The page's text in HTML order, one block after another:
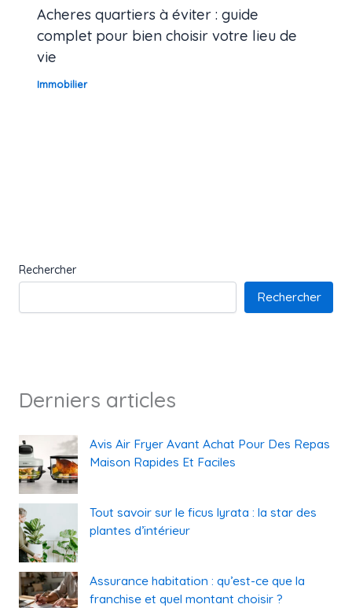
Acheres quartiers à éviter : guide
complet pour bien choisir votre lieu de
vie
Immobilier
Rechercher
Rechercher
Derniers articles
Avis Air Fryer Avant Achat Pour Des Repas
Maison Rapides Et Faciles
Tout savoir sur le ficus lyrata : la star des
plantes d’intérieur
Assurance habitation : qu’est-ce que la
franchise et quel montant choisir ?